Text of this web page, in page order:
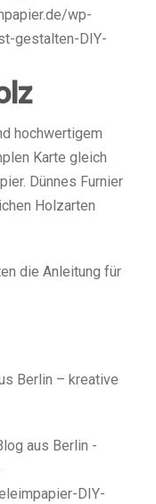
wp-
gestalten-DIY-
hochwertigem
Karte gleich
Dünnes Furnier
Holzarten
die Anleitung für
Berlin – kreative
aus Berlin -
DIY-